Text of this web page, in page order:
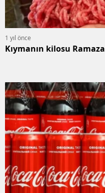
1 yıl önce
Kıymanın kilosu